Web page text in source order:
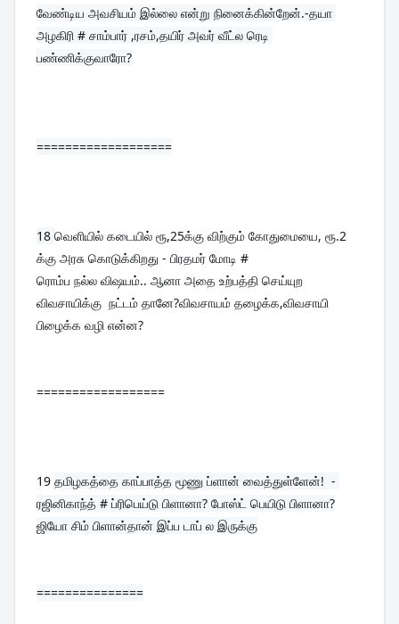
வேண்டிய அவசியம் இல்லை என்று நினைக்கின்றேன்.-தயா
அழகிரி # சாம்பார் ,ரசம்,தயிர் அவர் வீட்ல ரெடி
பண்ணிக்குவாரோ?
===================
18 வெளியில் கடையில் ரூ,25க்கு விற்கும் கோதுமையை, ரூ.2
க்கு அரசு கொடுக்கிறது - பிரதமர் மோடி #
ரொம்ப நல்ல விஷயம்.. ஆனா அதை உற்பத்தி செய்யுற
விவசாயிக்கு  நட்டம் தானே?விவசாயம் தழைக்க,விவசாயி
பிழைக்க வழி என்ன?
==================
19 தமிழகத்தை காப்பாத்த மூணு ப்ளான் வைத்துள்ளேன்!  -
ரஜினிகாந்த் # ப்ரிபெய்டு பிளானா? போஸ்ட் பெயிடு பிளானா?
ஜியோ சிம் பிளான்தான் இப்ப டாப் ல இருக்கு
===============